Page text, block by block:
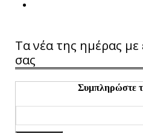
Τα νέα της ημέρας με
σας
Συμπληρώστε